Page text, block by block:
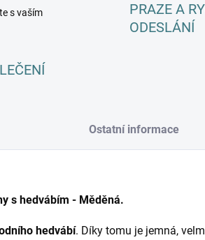
s vaším
PRAZE A
ODESLÁNÍ
Ostatní informace
s hedvábím - Měděná.
hedvábí. Díky tomu je jemná,